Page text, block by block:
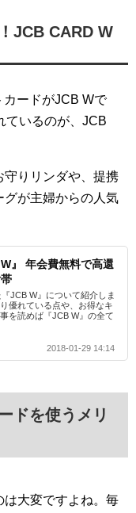
JCB CARD W
ードがJCB Wで
ているのが、JCB
守りリンダや、提携
が主婦からの人気
』 年会費無料で高還
JCB W』について紹介しま
優れている点や、お得なキ
を読めば『JCB W』の全て
2018-01-29 14:14
ドを使うメリ
は大変ですよね。毎